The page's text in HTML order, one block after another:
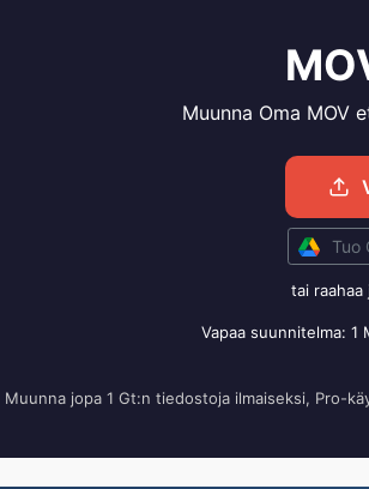
Muunna Oma MOV
Tuo
tai
Vapaa suunnitelma:
Muunna jopa 1 Gt:n tiedostoja ilmaiseksi, Pro-